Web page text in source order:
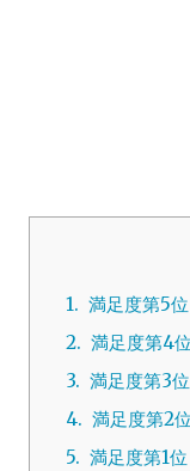
1. 満足度第5
2. 満足度第4
3. 満足度第3
4. 満足度第2
5. 満足度第1